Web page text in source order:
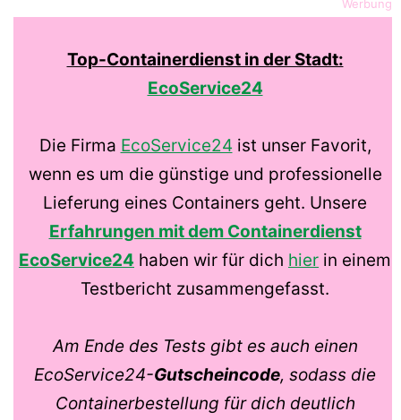
Werbung
Top-Containerdienst in der Stadt:
EcoService24
Die Firma EcoService24 ist unser Favorit,
wenn es um die günstige und professionelle
Lieferung eines Containers geht. Unsere
Erfahrungen mit dem Containerdienst
EcoService24 haben wir für dich hier in einem
Testbericht zusammengefasst.
Am Ende des Tests gibt es auch einen
EcoService24-Gutscheincode, sodass die
Containerbestellung für dich deutlich